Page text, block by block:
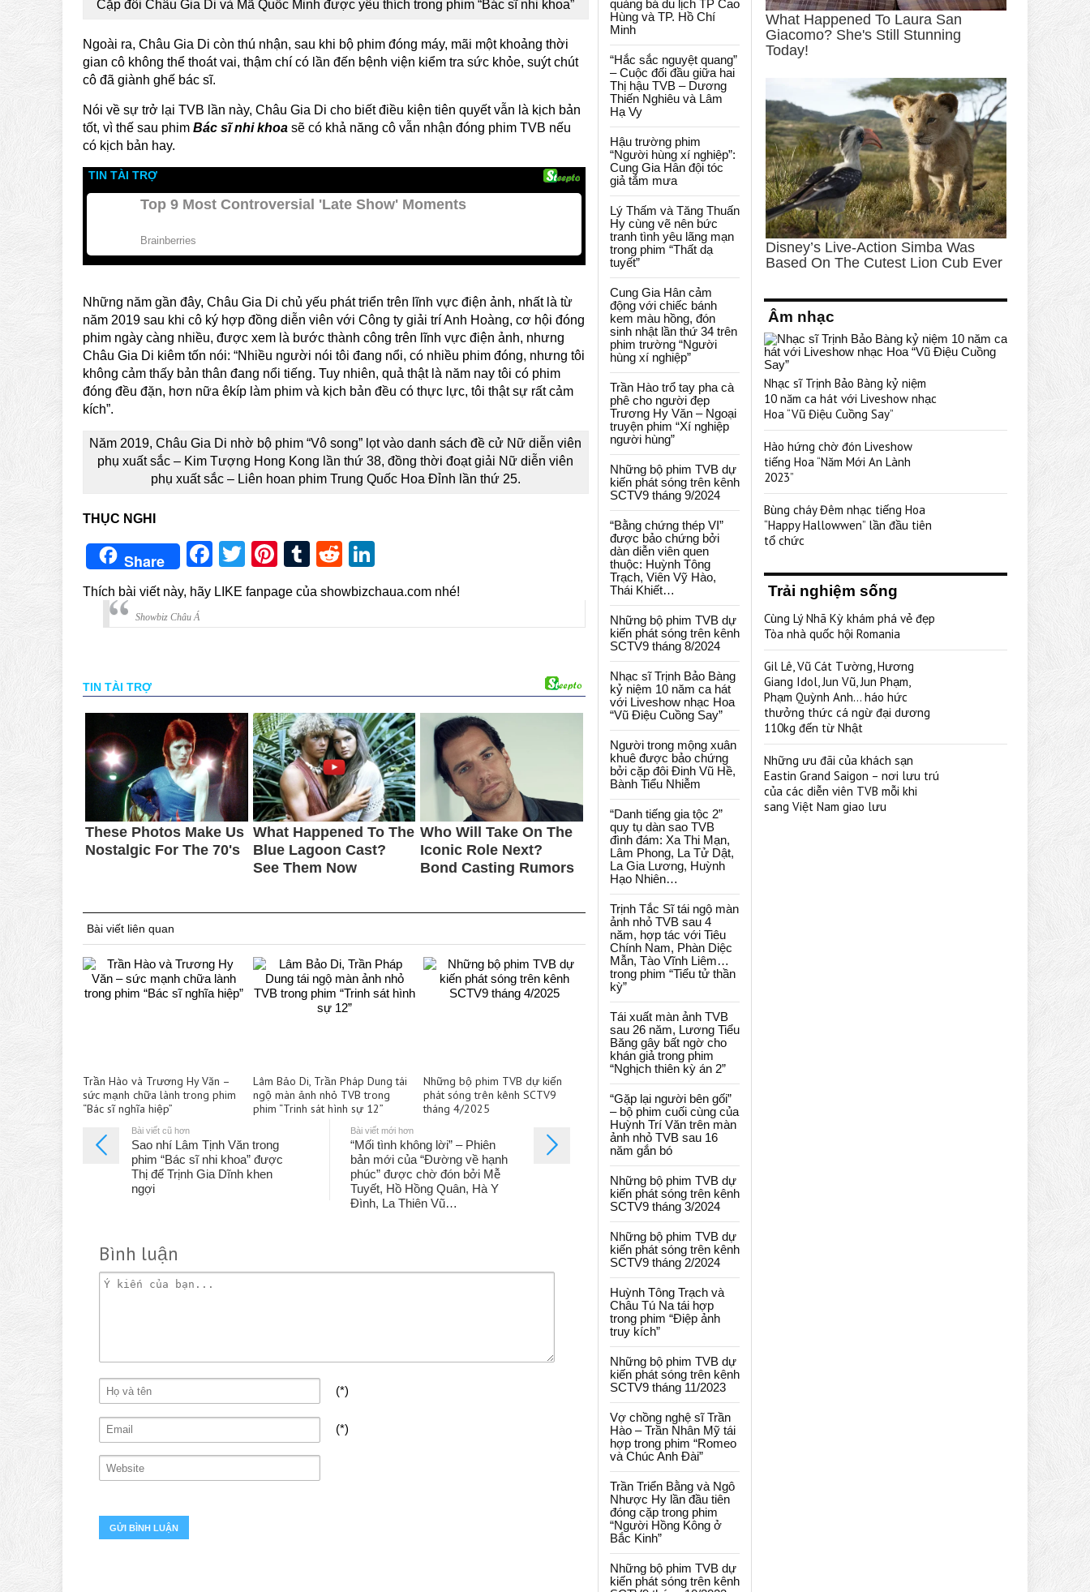
Cặp đôi Châu Gia Di và Mã Quốc Minh được yêu thích trong phim “Bác sĩ nhi khoa”
Ngoài ra, Châu Gia Di còn thú nhận, sau khi bộ phim đóng máy, mãi một khoảng thời
gian cô không thể thoát vai, thậm chí có lần đến bệnh viện kiểm tra sức khỏe, suýt chút
cô đã giành ghế bác sĩ.
Nói về sự trở lại TVB lần này, Châu Gia Di cho biết điều kiện tiên quyết vẫn là kịch bản
tốt, vì thế sau phim Bác sĩ nhi khoa sẽ có khả năng cô vẫn nhận đóng phim TVB nếu
có kịch bản hay.
Những năm gần đây, Châu Gia Di chủ yếu phát triển trên lĩnh vực điện ảnh, nhất là từ
năm 2019 sau khi cô ký hợp đồng diễn viên với Công ty giải trí Anh Hoàng, cơ hội đóng
phim ngày càng nhiều, được xem là bước thành công trên lĩnh vực điện ảnh, nhưng
Châu Gia Di kiêm tốn nói: “Nhiều người nói tôi đang nổi, có nhiều phim đóng, nhưng tôi
không cảm thấy bản thân đang nổi tiếng. Tuy nhiên, quả thật là năm nay tôi có phim
đóng đều đặn, hơn nữa êkíp làm phim và kịch bản đều có thực lực, tôi thật sự rất cảm
kích”.
Năm 2019, Châu Gia Di nhờ bộ phim “Vô song” lọt vào danh sách đề cử Nữ diễn viên
phụ xuất sắc – Kim Tượng Hong Kong lần thứ 38, đồng thời đoạt giải Nữ diễn viên
phụ xuất sắc – Liên hoan phim Trung Quốc Hoa Đỉnh lần thứ 25.
THỤC NGHI
Share Facebook
TwitterPinterest
TumblrReddit
Thích bài viết này, hãy LIKE fanpage của showbizchaua.com nhé!
Showbiz Châu Á
Bài viết liên quan
Trần Hào và Trương Hy Văn –
sức mạnh chữa lành trong phim
“Bác sĩ nghĩa hiệp”
Lâm Bảo Di, Trần Pháp Dung tái
ngộ màn ảnh nhỏ TVB trong
phim “Trinh sát hình sự 12”
Những bộ phim TVB dự kiến
phát sóng trên kênh SCTV9
tháng 4/2025
Bài viết cũ hơn
Sao nhí Lâm Tịnh Văn trong
phim “Bác sĩ nhi khoa” được
Thị đế Trịnh Gia Dĩnh khen
ngợi
Bài viết mới hơn
“Mối tình không lời” – Phiên
bản mới của “Đường về hạnh
phúc” được chờ đón bởi Mễ
Tuyết, Hồ Hồng Quân, Hà Y
Đình, La Thiên Vũ…
Bình luận
(*)
(*)
quảng bá du lịch TP Cao
Hùng và TP. Hồ Chí
Minh
“Hắc sắc nguyệt quang”
– Cuộc đối đầu giữa hai
Thị hậu TVB – Dương
Thiến Nghiêu và Lâm
Hạ Vy
Hậu trường phim
“Người hùng xí nghiệp”:
Cung Gia Hân đội tóc
giả tắm mưa
Lý Thấm và Tăng Thuấn
Hy cùng vẽ nên bức
tranh tình yêu lãng mạn
trong phim “Thất dạ
tuyết”
Cung Gia Hân cảm
động với chiếc bánh
kem màu hồng, đón
sinh nhật lần thứ 34 trên
phim trường “Người
hùng xí nghiệp”
Trần Hào trổ tay pha cà
phê cho người đẹp
Trương Hy Văn – Ngoại
truyện phim “Xí nghiệp
người hùng”
Những bộ phim TVB dự
kiến phát sóng trên kênh
SCTV9 tháng 9/2024
“Bằng chứng thép VI”
được bảo chứng bởi
dàn diễn viên quen
thuộc: Huỳnh Tông
Trạch, Viên Vỹ Hào,
Thái Khiết…
Những bộ phim TVB dự
kiến phát sóng trên kênh
SCTV9 tháng 8/2024
Nhạc sĩ Trịnh Bảo Bàng
kỷ niệm 10 năm ca hát
với Liveshow nhạc Hoa
“Vũ Điệu Cuồng Say”
Người trong mộng xuân
khuê được bảo chứng
bởi cặp đôi Đinh Vũ Hề,
Bành Tiểu Nhiễm
“Danh tiếng gia tộc 2”
quy tụ dàn sao TVB
đình đám: Xa Thi Mạn,
Lâm Phong, La Tử Dật,
La Gia Lương, Huỳnh
Hạo Nhiên…
Trịnh Tắc Sĩ tái ngộ màn
ảnh nhỏ TVB sau 4
năm, hợp tác với Tiêu
Chính Nam, Phàn Diệc
Mẫn, Tào Vĩnh Liêm…
trong phim “Tiểu tử thần
kỳ”
Tái xuất màn ảnh TVB
sau 26 năm, Lương Tiểu
Băng gây bất ngờ cho
khán giả trong phim
“Nghịch thiên kỳ án 2”
“Gặp lại người bên gối”
– bộ phim cuối cùng của
Huỳnh Trí Văn trên màn
ảnh nhỏ TVB sau 16
năm gắn bó
Những bộ phim TVB dự
kiến phát sóng trên kênh
SCTV9 tháng 3/2024
Những bộ phim TVB dự
kiến phát sóng trên kênh
SCTV9 tháng 2/2024
Huỳnh Tông Trạch và
Châu Tú Na tái hợp
trong phim “Điệp ảnh
truy kích”
Những bộ phim TVB dự
kiến phát sóng trên kênh
SCTV9 tháng 11/2023
Vợ chồng nghệ sĩ Trần
Hào – Trần Nhân Mỹ tái
hợp trong phim “Romeo
và Chúc Anh Đài”
Trần Triển Bằng và Ngô
Nhược Hy lần đầu tiên
đóng cặp trong phim
“Người Hồng Kông ở
Bắc Kinh”
Những bộ phim TVB dự
kiến phát sóng trên kênh
Âm nhạc
Nhạc sĩ Trịnh Bảo Bàng kỷ niệm
10 năm ca hát với Liveshow nhạc
Hoa “Vũ Điệu Cuồng Say”
Hào hứng chờ đón Liveshow
tiếng Hoa “Năm Mới An Lành
2023”
Bùng cháy Đêm nhạc tiếng Hoa
“Happy Hallowwen” lần đầu tiên
tổ chức
Trải nghiệm sống
Cùng Lý Nhã Kỳ khám phá vẻ đẹp
Tòa nhà quốc hội Romania
Gil Lê, Vũ Cát Tường, Hương
Giang Idol, Jun Vũ, Jun Phạm,
Phạm Quỳnh Anh… háo hức
thưởng thức cá ngừ đại dương
110kg đến từ Nhật
Những ưu đãi của khách sạn
Eastin Grand Saigon – nơi lưu trú
của các diễn viên TVB mỗi khi
sang Việt Nam giao lưu